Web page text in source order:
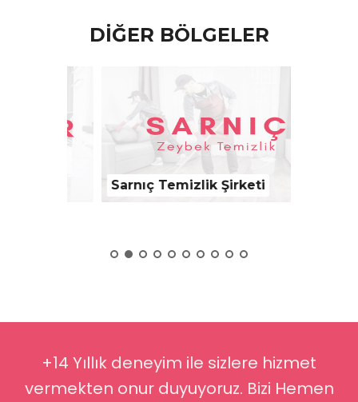
DİĞER BÖLGELER
Sarnıç Temizlik Şirketi
+14 Yıllık deneyim ile sizlere hizmet
vermekten onur duyuyoruz. Bizi Hemen